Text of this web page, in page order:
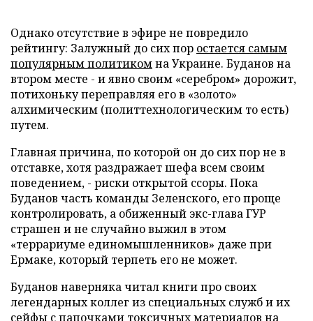
Однако отсутствие в эфире не повредило
рейтингу: Залужный до сих пор остается самым
популярным политикомна Украине. Буданов на
втором месте - и явно своим «серебром» дорожит,
потихоньку переправляя его в «золото»
алхимическим (политтехнологическим то есть)
путем.
Главная причина, по которой он до сих пор не в
отставке, хотя раздражает шефа всем своим
поведением, - риски открытой ссоры. Пока
Буданов часть команды Зеленского, его проще
контролировать, а обиженный экс-глава ГУР
страшен и не случайно выжил в этом
«террариуме единомышленников» даже при
Ермаке, который терпеть его не может.
Буданов наверняка читал книги про своих
легендарных коллег из специальных служб и их
сейфы с папочками токсичных материалов на